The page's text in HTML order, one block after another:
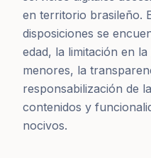
en territorio brasileño.
disposiciones se
edad, la limitación en
menores, la
responsabilización de
contenidos y
nocivos.